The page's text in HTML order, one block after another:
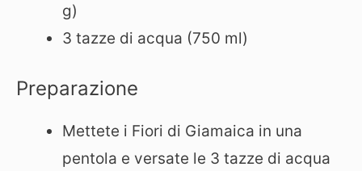
g)
3 tazze di acqua (750 ml)
Preparazione
Mettete i Fiori di Giamaica in una
pentola e versate le 3 tazze di acqua